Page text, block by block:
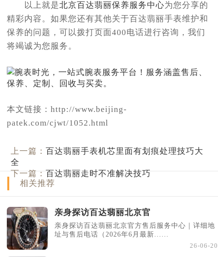
以上就是北京百达翡丽保养服务中心为您分享的
精彩内容。如果您还有其他关于百达翡丽手表维护和
保养的问题，可以拨打页面400电话进行咨询，我们
将竭诚为您服务。
本文链接：http://www.beijing-
patek.com/cjwt/1052.html
上一篇：百达翡丽手表机芯里面有划痕处理技巧大
全
下一篇：百达翡丽走时不准解决技巧
相关推荐
亲身探访百达翡丽北京官
亲身探访百达翡丽北京官方售后服务中心｜详细地
址与售后电话（2026年6月最新......
26-06-20